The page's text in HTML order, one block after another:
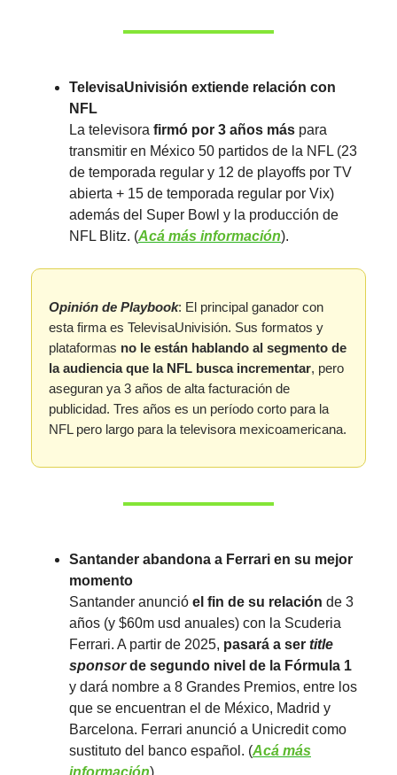
TelevisaUnivisión extiende relación con
NFL
La televisora firmó por 3 años más para
transmitir en México 50 partidos de la NFL (23
de temporada regular y 12 de playoffs por TV
abierta + 15 de temporada regular por Vix)
además del Super Bowl y la producción de
NFL Blitz. (Acá más información).
Opinión de Playbook: El principal ganador con
esta firma es TelevisaUnivisión. Sus formatos y
plataformas no le están hablando al segmento de
la audiencia que la NFL busca incrementar, pero
aseguran ya 3 años de alta facturación de
publicidad. Tres años es un período corto para la
NFL pero largo para la televisora mexicoamericana.
Santander abandona a Ferrari en su mejor
momento
Santander anunció el fin de su relación de 3
años (y $60m usd anuales) con la Scuderia
Ferrari. A partir de 2025, pasará a ser title
sponsorde segundo nivel de la Fórmula 1
y dará nombre a 8 Grandes Premios, entre los
que se encuentran el de México, Madrid y
Barcelona. Ferrari anunció a Unicredit como
sustituto del banco español. (Acá más